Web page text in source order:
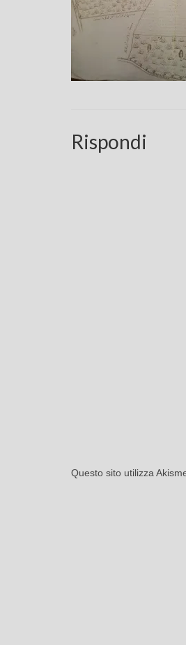
Rispondi
Questo sito utilizza